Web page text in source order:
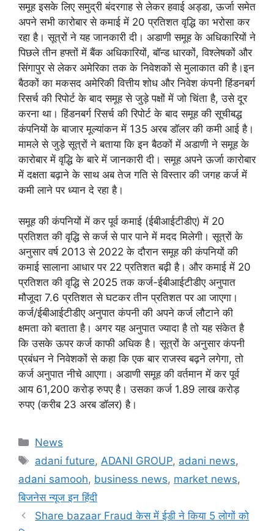
समूह इसके लिए समुद्री बंदरगाह से लेकर हवाई अड्डा, ऊर्जा समेत
अपने सभी कारोबार से कमाई में 20 प्रतिशत वृद्धि का भरोसा कर
रहा है। सूत्रों ने यह जानकारी दी। अडाणी समूह के अधिकारियों ने
पिछले तीन हफ्तों में बैंक अधिकारियों, बॉन्ड धारकों, विश्लेषकों और
सिंगापुर से लेकर अमेरिका तक के निवेशकों से मुलाकात की है।इन
बैठकों का मकसद अमेरिकी वित्तीय शोध और निवेश कंपनी हिंडनबर्ग
रिसर्च की रिपोर्ट के बाद समूह से जुड़े पक्षों में जो चिंता है, उसे दूर
करना था। हिंडनबर्ग रिसर्च की रिपोर्ट के बाद समूह की सूचीबद्ध
कंपनियों के बाजार मूल्यांकन में 135 अरब डॉलर की कमी आई है।
मामले से जुड़े सूत्रों ने बताया कि इन बैठकों में अडाणी ने समूह के
कारोबार में वृद्धि के बारे में जानकारी दी। समूह अपने ऊर्जा कारोबार
में दक्षता बढ़ाने के साथ अब तेज गति से विस्तार की जगह कर्ज में
कमी लाने पर ध्यान दे रहा है।
समूह की कंपनियों में कर पूर्व कमाई (ईबीआईटीडीए) में 20
प्रतिशत की वृद्धि से कर्ज से पार पाने में मदद मिलेगी। सूत्रों के
अनुसार वर्ष 2013 से 2022 के दौरान समूह की कंपनियों की
कमाई सालाना आधार पर 22 प्रतिशत बढ़ी है। और कमाई में 20
प्रतिशत की वृद्धि से 2025 तक कर्ज-ईबीआईटीडीए अनुपात
मौजूदा 7.6 प्रतिशत से घटकर तीन प्रतिशत पर आ जाएगा।
कर्ज/ईबीआईटीडीए अनुपात कंपनी की अपने कर्ज लौटाने की
क्षमता को बताता है। अगर यह अनुपात ज्यादा है तो यह संकेत है
कि उसके ऊपर कर्ज काफी अधिक है। सूत्रों के अनुसार कंपनी
प्रबंधन ने निवेशकों से कहा कि एक बार राजस्व बढ़ने लगेगा, तो
कर्ज अनुपात नीचे आएगा। अडाणी समूह की वर्तमान में कर पूर्व
आय 61,200 करोड़ रुपए है। उसका कर्ज 1.89 लाख करोड़
रुपए (करीब 23 अरब डॉलर) है।
Categories
News
Tags
adani future, ADANI GROUP, adani news,
adani samooh, business news, market news,
बिजनेस न्यूज इन हिंदी
Share bazaar Fraud केस में ईडी ने किया 5 लोगों को